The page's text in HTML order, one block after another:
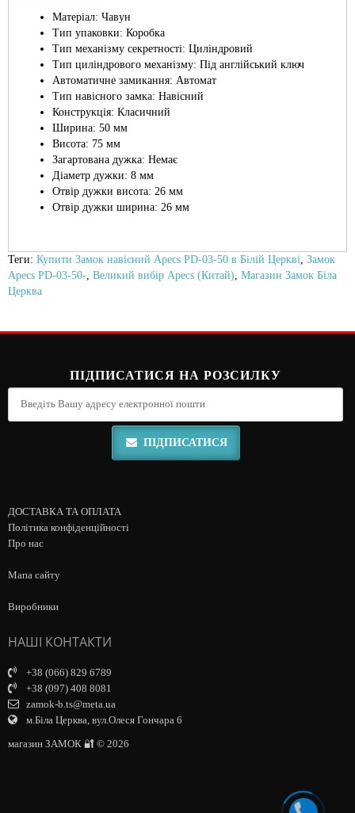
Матеріал: Чавун
Тип упаковки: Коробка
Тип механізму секретності: Циліндровий
Тип циліндрового механізму: Під англійський ключ
Автоматичне замикання: Автомат
Тип навісного замка: Навісний
Конструкція: Класичний
Ширина: 50 мм
Висота: 75 мм
Загартована дужка: Немає
Діаметр дужки: 8 мм
Отвір дужки висота: 26 мм
Отвір дужки ширина: 26 мм
Теги: Купити Замок навісний Apecs PD-03-50 в Білій Церкві Замок
Apecs PD-03-50- Великий вибір Apecs (Китай) Магазин Замок Біла
Церква
ПІДПИСАТИСЯ НА РОЗСИЛКУ
ПІДПИСАТИСЯ
ДОСТАВКА ТА ОПЛАТА
Політика конфіденційності
Про нас
Мапа сайту
Виробники
НАШІ КОНТАКТИ
+38 (066) 829 6789
+38 (097) 408 8081
zamok-b.ts@meta.ua
м.Біла Церква, вул.Олеся Гончара 6
магазин ЗАМОК 🔐 © 2026